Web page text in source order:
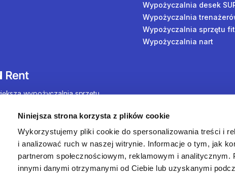
Niniejsza strona korzysta z plików cookie
Wykorzystujemy pliki cookie do spersonalizowania treści i
i analizować ruch w naszej witrynie. Informacje o tym, jak
partnerom społecznościowym, reklamowym i analitycznym.
innymi danymi otrzymanymi od Ciebie lub uzyskanymi
Wypożyczalnia desek
Wypożyczalnia
Wypożyczalnia sprzętu
Wypożyczalnia nart
wypożyczalnia sprzętu
turystycznego, sprzętu do